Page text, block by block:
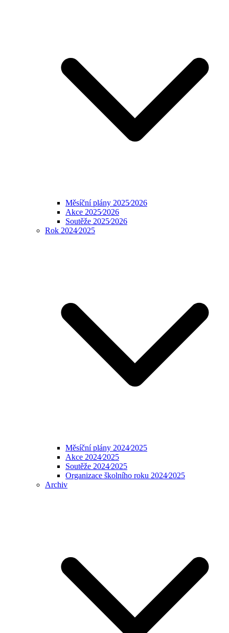
Měsíční plány 2025⁄2026
Akce 2025⁄2026
Soutěže 2025⁄2026
Rok 2024⁄2025
Měsíční plány 2024⁄2025
Akce 2024⁄2025
Soutěže 2024⁄2025
Organizace školního roku 2024⁄2025
Archiv